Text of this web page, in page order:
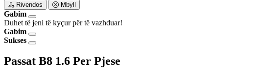
Rivendos
Mbyll
Gabim
Duhet të jeni të kyçur për të vazhduar!
Gabim
Sukses
Passat B8 1.6 Per Pjese